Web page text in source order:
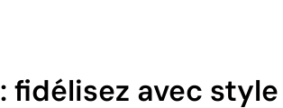
fidélisez avec style